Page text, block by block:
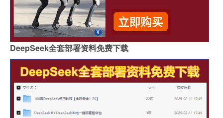
DeepSeek全套部署资料免费下载